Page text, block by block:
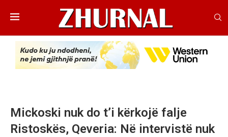
Mickoski nuk do t’i kërkojë falje
Ristoskës, Qeveria: Në intervistë nuk